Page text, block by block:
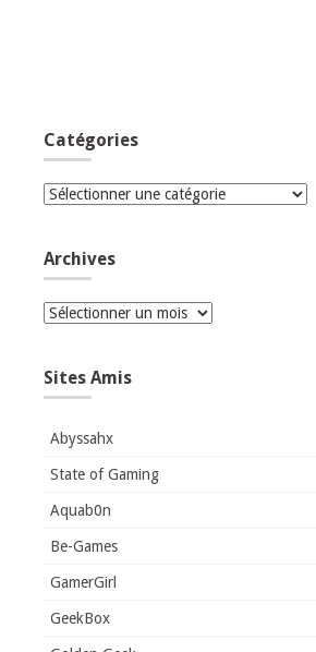
Catégories
Catégories
Archives
Archives
Sites Amis
Abyssahx
State of Gaming
Aquab0n
Be-Games
GamerGirl
GeekBox